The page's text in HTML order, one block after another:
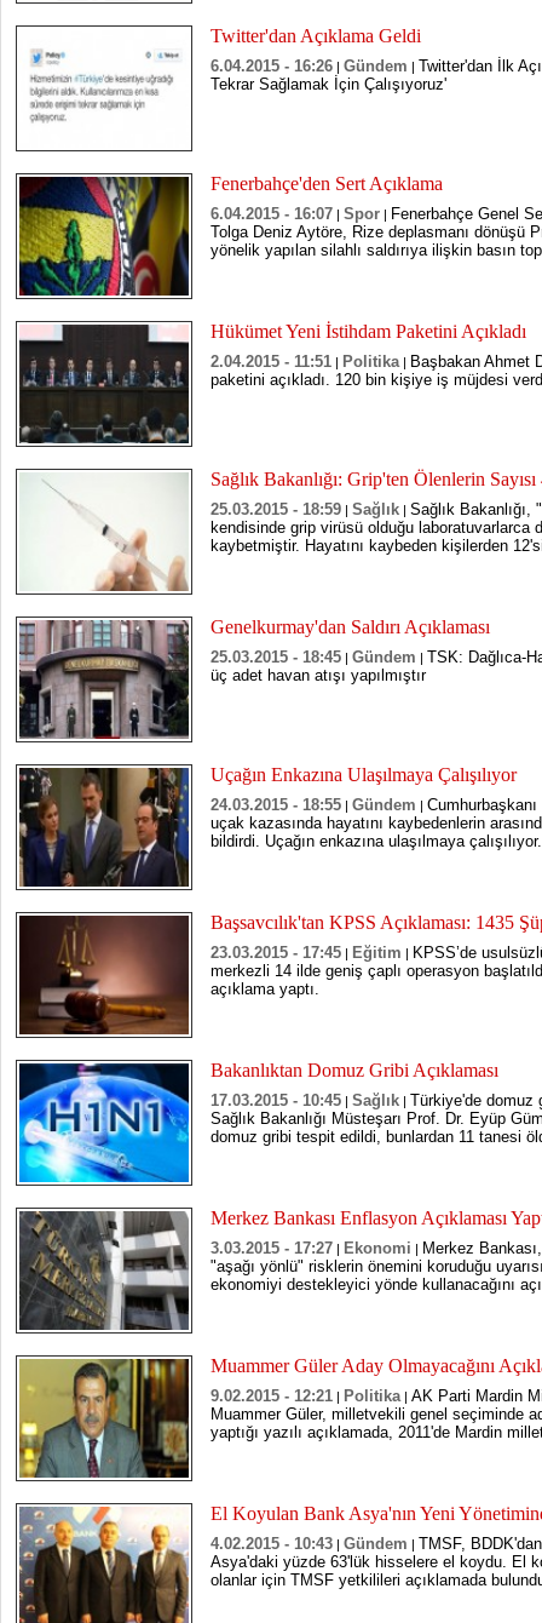
Twitter'dan Açıklama Geldi
6.04.2015 - 16:26 | Gündem | Twitter'dan İlk
Tekrar Sağlamak İçin Çalışıyoruz'
Fenerbahçe'den Sert Açıklama
6.04.2015 - 16:07 | Spor | Fenerbahçe Genel
Tolga Deniz Aytöre, Rize deplasmanı dönüşü
yönelik yapılan silahlı saldırıya ilişkin basın
Hükümet Yeni İstihdam Paketini Açıkladı
2.04.2015 - 11:51 | Politika | Başbakan Ahmet
paketini açıkladı. 120 bin kişiye iş müjdesi
Sağlık Bakanlığı: Grip'ten Ölenlerin
25.03.2015 - 18:59 | Sağlık | Sağlık
kendisinde grip virüsü olduğu laboratuvarlarca
kaybetmiştir. Hayatını kaybeden kişilerden
Genelkurmay'dan Saldırı Açıklaması
25.03.2015 - 18:45 | Gündem | TSK: Dağlıca-
üç adet havan atışı yapılmıştır
Uçağın Enkazına Ulaşılmaya Çalışılıyor
24.03.2015 - 18:55 | Gündem |
uçak kazasında hayatını kaybedenlerin
bildirdi. Uçağın enkazına ulaşılmaya çalışılıyor.
Başsavcılık'tan KPSS Açıklaması: 1435
23.03.2015 - 17:45 | Eğitim | KPSS’de
merkezli 14 ilde geniş çaplı operasyon
açıklama yaptı.
Bakanlıktan Domuz Gribi Açıklaması
17.03.2015 - 10:45 | Sağlık | Türkiye'de domuz
Sağlık Bakanlığı Müsteşarı Prof. Dr. Eyüp
domuz gribi tespit edildi, bunlardan 11 tanesi
Merkez Bankası Enflasyon Açıklaması
3.03.2015 - 17:27 | Ekonomi | Merkez
"aşağı yönlü" risklerin önemini koruduğu
ekonomiyi destekleyici yönde kullanacağını
Muammer Güler Aday Olmayacağını
9.02.2015 - 12:21 | Politika | AK Parti Mardin
Muammer Güler, milletvekili genel seçiminde
yaptığı yazılı açıklamada, 2011'de Mardin
El Koyulan Bank Asya'nın Yeni
4.02.2015 - 10:43 | Gündem | TMSF,
Asya'daki yüzde 63'lük hisselere el koydu. El
olanlar için TMSF yetkilileri açıklamada